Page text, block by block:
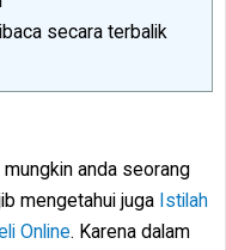
secara terbalik
anda seorang
mengetahui juga Istilah
Online. Karena dalam